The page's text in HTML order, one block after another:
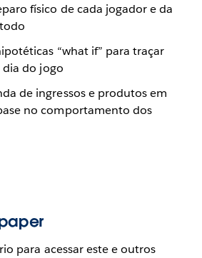
físico de cada jogador e da
“what if” para traçar
dia do jogo
de ingressos e produtos em
no comportamento dos
para acessar este e outros